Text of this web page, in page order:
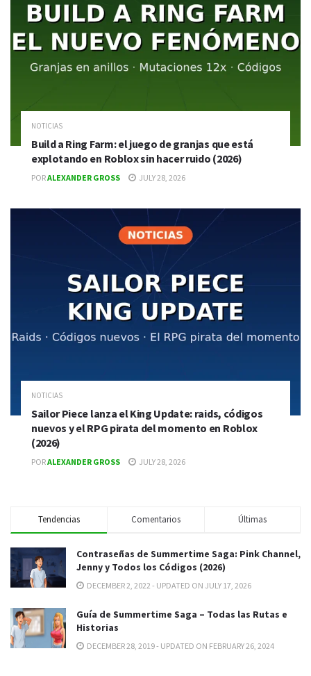
NOTICIAS
Build a Ring Farm: el juego de granjas que está
explotando en Roblox sin hacer ruido (2026)
PORALEXANDER GROSS JULY 28, 2026
NOTICIAS
Sailor Piece lanza el King Update: raids, códigos
nuevos y el RPG pirata del momento en Roblox
(2026)
PORALEXANDER GROSS JULY 28, 2026
Tendencias Comentarios Últimas
Contraseñas de Summertime Saga: Pink Channel,
Jenny y Todos los Códigos (2026)
DECEMBER 2, 2022 - UPDATED ON JULY 17, 2026
Guía de Summertime Saga – Todas las Rutas e
Historias
DECEMBER 28, 2019 - UPDATED ON FEBRUARY 26, 2024